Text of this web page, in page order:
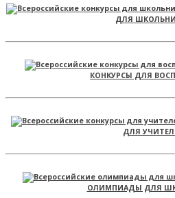
ДЛЯ
КОНКУРСЫ ДЛЯ
ДЛЯ
ОЛИМПИАДЫ ДЛЯ